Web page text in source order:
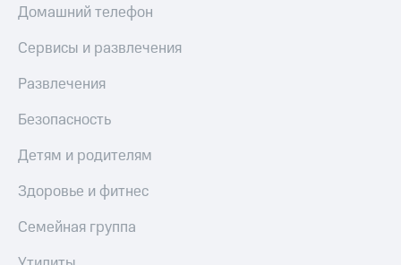
Домашний телефон
Сервисы и развлечения
Развлечения
Безопасность
Детям и родителям
Здоровье и фитнес
Семейная группа